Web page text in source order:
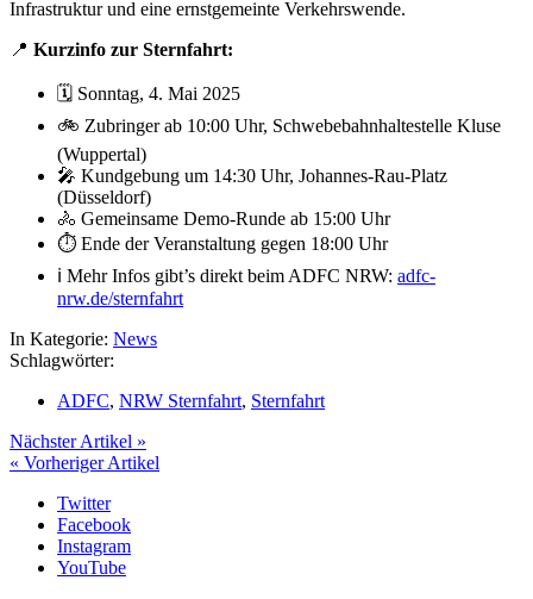
Infrastruktur und eine ernstgemeinte Verkehrswende.
📍 Kurzinfo zur Sternfahrt:
🗓️ Sonntag, 4. Mai 2025
🚲 Zubringer ab 10:00 Uhr, Schwebebahnhaltestelle Kluse
(Wuppertal)
🎤 Kundgebung um 14:30 Uhr, Johannes-Rau-Platz
(Düsseldorf)
🚴 Gemeinsame Demo-Runde ab 15:00 Uhr
⏱️ Ende der Veranstaltung gegen 18:00 Uhr
ℹ️ Mehr Infos gibt’s direkt beim ADFC NRW: adfc-
nrw.de/sternfahrt
In Kategorie: News
Schlagwörter:
ADFC, NRW Sternfahrt, Sternfahrt
Nächster Artikel »
« Vorheriger Artikel
Twitter
Facebook
Instagram
YouTube